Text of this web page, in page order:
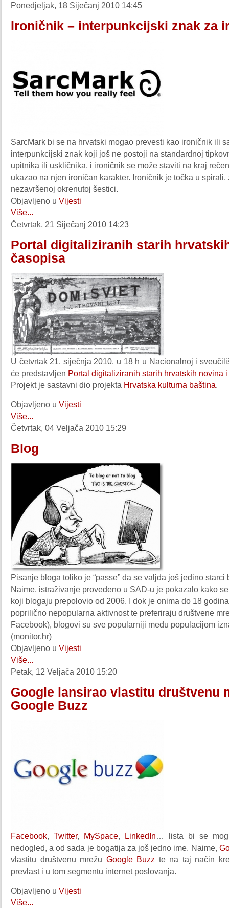
Ponedjeljak, 18 Siječanj 2010 14:45
Ironičnik – interpunkcijski znak za
SarcMark bi se na hrvatski mogao prevesti kao ironičnik ili
interpunkcijski znak koji još ne postoji na standardnoj
upitnika ili uskličnika, i ironičnik se može staviti na kraj
ukazao na njen ironičan karakter. Ironičnik je točka u spirali,
nezavršenoj okrenutoj šestici.
Objavljeno u Vijesti
Više...
Četvrtak, 21 Siječanj 2010 14:23
Portal digitaliziranih starih
časopisa
U četvrtak 21. siječnja 2010. u 18 h u Nacionalnoj i
će predstavljen Portal digitaliziranih starih hrvatskih novina
Projekt je sastavni dio projekta Hrvatska kulturna baština.
Objavljeno u Vijesti
Više...
Četvrtak, 04 Veljača 2010 15:29
Blog
Pisanje bloga toliko je “passe” da se valjda još jedino starci
Naime, istraživanje provedeno u SAD-u je pokazalo kako
koji blogaju prepolovio od 2006. I dok je onima do 18
poprilično nepopularna aktivnost te preferiraju društvene
Facebook), blogovi su sve popularniji među populacijom
(monitor.hr)
Objavljeno u Vijesti
Više...
Petak, 12 Veljača 2010 15:20
Google lansirao vlastitu društvenu
Google Buzz
Facebook, Twitter, MySpace, LinkedIn… lista bi se
nedogled, a od sada je bogatija za još jedno ime. Naime,
vlastitu društvenu mrežu Google Buzz te na taj način
prevlast i u tom segmentu internet poslovanja.
Objavljeno u Vijesti
Više...